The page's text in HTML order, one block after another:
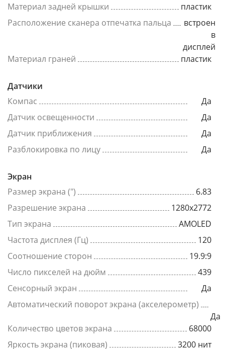
Материал задней крышки
пластик
Расположение сканера отпечатка пальца
встроен
в
дисплей
Материал граней
пластик
Датчики
Компас
Да
Датчик освещенности
Да
Датчик приближения
Да
Разблокировка по лицу
Да
Экран
Размер экрана (")
6.83
Разрешение экрана
1280x2772
Тип экрана
AMOLED
Частота дисплея (Гц)
120
Соотношение сторон
19.9:9
Число пикселей на дюйм
439
Сенсорный экран
Да
Автоматический поворот экрана (акселерометр)
Да
Количество цветов экрана
68000
Яркость экрана (пиковая)
3200 нит